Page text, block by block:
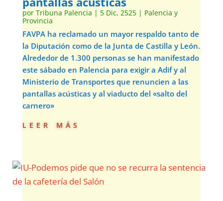
por Tribuna Palencia | 5 Dic, 2525| Palencia y
Provincia
FAVPA ha reclamado un mayor respaldo tanto de
la Diputación como de la Junta de Castilla y León.
Alrededor de 1.300 personas se han manifestado
este sábado en Palencia para exigir a Adif y al
Ministerio de Transportes que renuncien a las
pantallas acústicas y al viaducto del «salto del
carnero»
leer más